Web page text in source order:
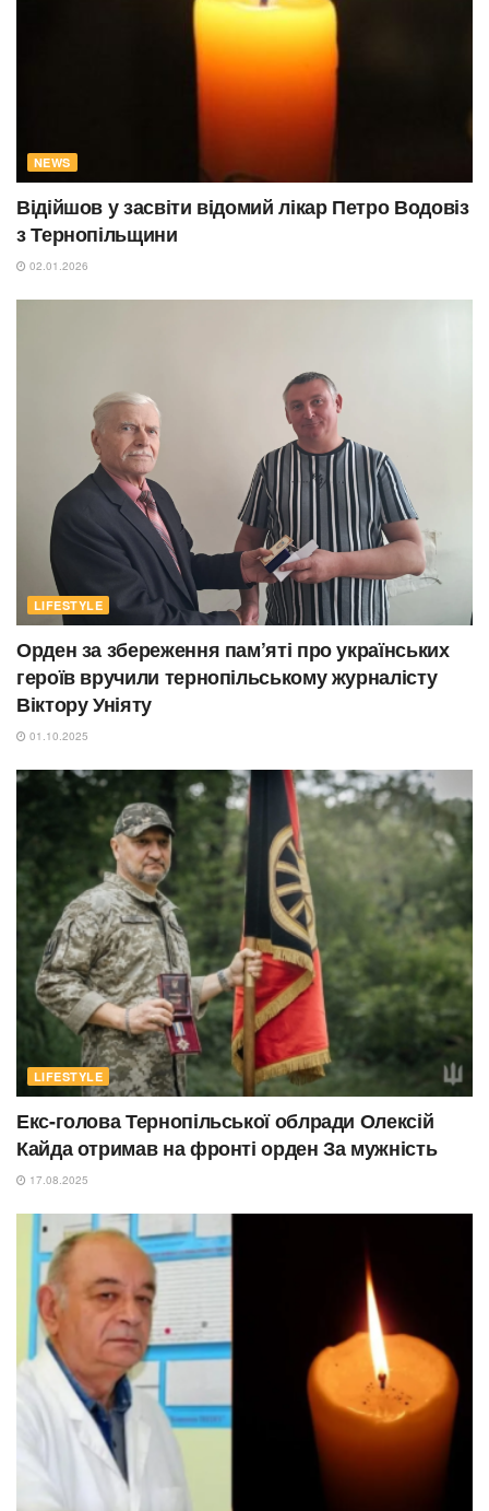
NEWS
Відійшов у засвіти відомий лікар Петро Водовіз
з Тернопільщини
02.01.2026
LIFESTYLE
Орден за збереження пам’яті про українських
героїв вручили тернопільському журналісту
Віктору Уніяту
01.10.2025
LIFESTYLE
Екс-голова Тернопільської облради Олексій
Кайда отримав на фронті орден За мужність
17.08.2025